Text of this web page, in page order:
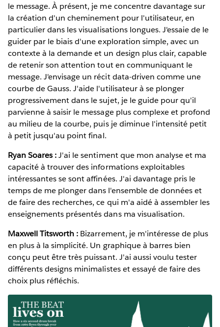
le message. À présent, je me concentre davantage sur
la création d'un cheminement pour l'utilisateur, en
particulier dans les visualisations longues. J'essaie de le
guider par le biais d'une exploration simple, avec un
contexte à la demande et un design plus clair, capable
de retenir son attention tout en communiquant le
message. J'envisage un récit data-driven comme une
courbe de Gauss. J'aide l'utilisateur à se plonger
progressivement dans le sujet, je le guide pour qu'il
parvienne à saisir le message plus complexe et profond
au milieu de la courbe, puis je diminue l'intensité petit
à petit jusqu'au point final.
Ryan Soares :J'ai le sentiment que mon analyse et ma
capacité à trouver des informations exploitables
intéressantes se sont affinées. J'ai davantage pris le
temps de me plonger dans l'ensemble de données et
de faire des recherches, ce qui m'a aidé à assembler les
enseignements présentés dans ma visualisation.
Maxwell Titsworth : Bizarrement, je m'intéresse de plus
en plus à la simplicité. Un graphique à barres bien
conçu peut être très puissant. J'ai aussi voulu tester
différents designs minimalistes et essayé de faire des
choix plus réfléchis.